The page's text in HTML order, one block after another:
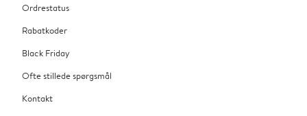
Ordrestatus
Rabatkoder
Black Friday
Ofte stillede spørgsmål
Kontakt